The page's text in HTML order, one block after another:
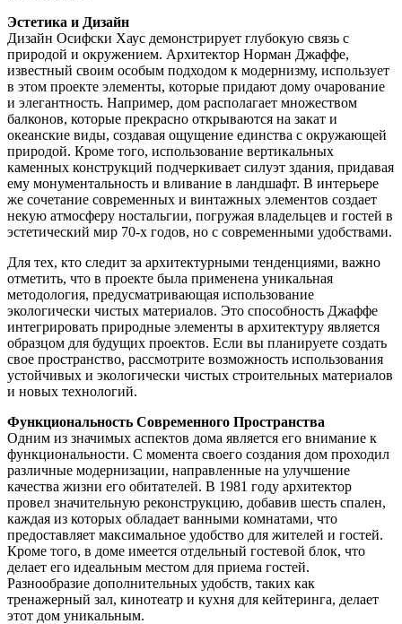
Эстетика и Дизайн
Дизайн Осифски Хаус демонстрирует глубокую связь с
природой и окружением. Архитектор Норман Джаффе,
известный своим особым подходом к модернизму, использует
в этом проекте элементы, которые придают дому очарование
и элегантность. Например, дом располагает множеством
балконов, которые прекрасно открываются на закат и
океанские виды, создавая ощущение единства с окружающей
природой. Кроме того, использование вертикальных
каменных конструкций подчеркивает силуэт здания, придавая
ему монументальность и вливание в ландшафт. В интерьере
же сочетание современных и винтажных элементов создает
некую атмосферу ностальгии, погружая владельцев и гостей в
эстетический мир 70-х годов, но с современными удобствами.
Для тех, кто следит за архитектурными тенденциями, важно
отметить, что в проекте была применена уникальная
методология, предусматривающая использование
экологически чистых материалов. Это способность Джаффе
интегрировать природные элементы в архитектуру является
образцом для будущих проектов. Если вы планируете создать
свое пространство, рассмотрите возможность использования
устойчивых и экологически чистых строительных материалов
и новых технологий.
Функциональность Современного Пространства
Одним из значимых аспектов дома является его внимание к
функциональности. С момента своего создания дом проходил
различные модернизации, направленные на улучшение
качества жизни его обитателей. В 1981 году архитектор
провел значительную реконструкцию, добавив шесть спален,
каждая из которых обладает ванными комнатами, что
предоставляет максимальное удобство для жителей и гостей.
Кроме того, в доме имеется отдельный гостевой блок, что
делает его идеальным местом для приема гостей.
Разнообразие дополнительных удобств, таких как
тренажерный зал, кинотеатр и кухня для кейтеринга, делает
этот дом уникальным.